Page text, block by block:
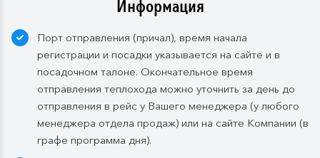
элементами шведского стола. Включены напитки
без ограничения: вода, сок, чай, кофе. В рейсах до
4-х дней при ранней высадке в день прибытия
завтрак континентальный;
заказная система питания, выбор блюд со 2-
го дня круиза. Включены напитки без ограничения:
Информация
Порт отправления (причал), время начала
регистрации и посадки указывается на сайте и в
посадочном талоне. Окончательное время
отправления теплохода можно уточнить за день до
отправления в рейс у Вашего менеджера (у любого
менеджера отдела продаж) или на сайте Компании (в
графе программа дня).